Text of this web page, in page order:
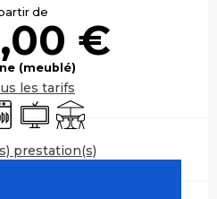
de
€
(meublé)
les tarifs
vaisselle
Télévision
Terrasse
prestation(s)